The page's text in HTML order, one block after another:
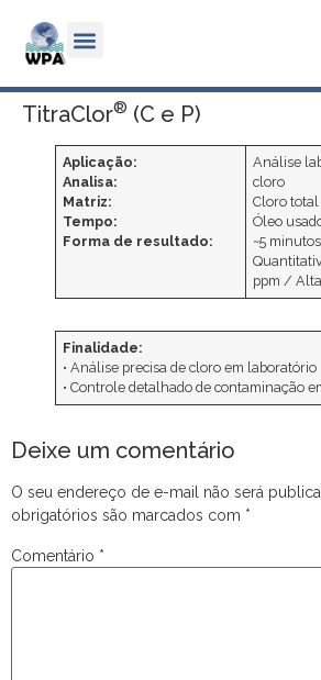
TitraClor® (C e P)
Aplicação:
Analisa:
Matriz:
Tempo:
Forma de resultado:
Análise
cloro
Cloro total
Óleo
~5 minutos
ppm / Alta
Finalidade:
• Análise precisa de cloro em laboratório
• Controle detalhado de contaminação
Deixe um comentário
O seu endereço de e-mail não será
obrigatórios são marcados com *
Comentário *